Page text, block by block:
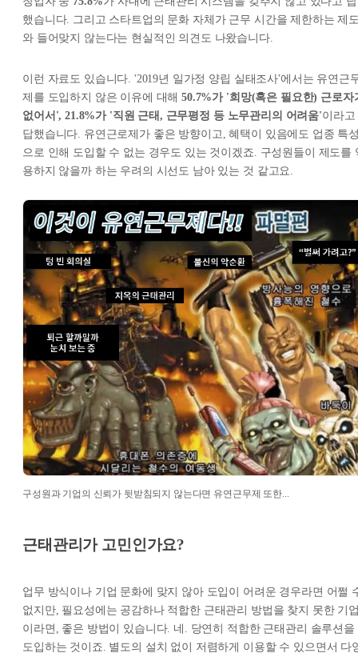
했습니다. 그리고 스타트업의 문화 자체가 근무 시간을 제한하는 제
와 들어맞지 않는다는 현실적인 의견도 나왔습니다.
이런 자료도 있습니다. '2019년 일가정 양립 실태조사'에서는 유연근
제를 도입하지 않은 이유에 대해50.7%가 '희망(혹은 필요한) 근로자
없어서', 21.8%가 '직원 근태, 근무평정 등 노무관리의 어려움'이라고
답했습니다. 유연근로제가 좋은 방향이고, 혜택이 있음에도 업종 특
으로 인해 도입할 수 없는 경우도 있는 것이겠죠. 구성원들이 제도를
용하지 않을까 하는 우려의 시선도 남아 있는 것 같고요.
구성원과 기업의 신뢰가 뒷받침되지 않는다면 유연근무제 또한...
근태관리가 고민인가요?
업무 방식이나 기업 문화에 맞지 않아 도입이 어려운 경우라면 어쩔
없지만, 필요성에는 공감하나 적합한 근태관리 방법을 찾지 못한 기
이라면, 좋은 방법이 있습니다. 네. 당연히 적합한 근태관리 솔루션을
도입하는 것이죠. 별도의 설치 없이 저렴하게 이용할 수 있으면서 다